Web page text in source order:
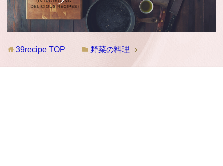
39recipe TOP 野菜の料理